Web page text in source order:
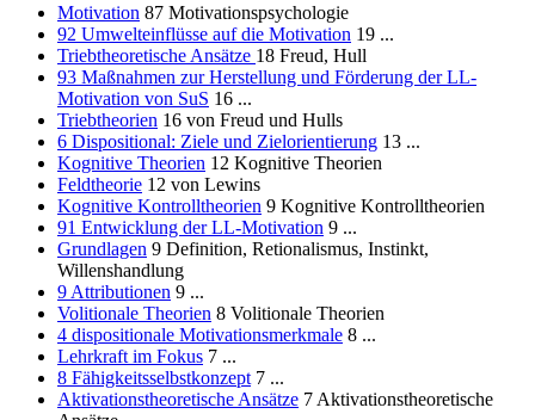
Motivation 87 Motivationspsychologie
92 Umwelteinflüsse auf die Motivation 19 ...
Triebtheoretische Ansätze 18 Freud, Hull
93 Maßnahmen zur Herstellung und Förderung der LL-
Motivation von SuS 16 ...
Triebtheorien 16 von Freud und Hulls
6 Dispositional: Ziele und Zielorientierung 13 ...
Kognitive Theorien 12 Kognitive Theorien
Feldtheorie 12 von Lewins
Kognitive Kontrolltheorien 9 Kognitive Kontrolltheorien
91 Entwicklung der LL-Motivation 9 ...
Grundlagen 9 Definition, Retionalismus, Instinkt,
Willenshandlung
9 Attributionen 9 ...
Volitionale Theorien 8 Volitionale Theorien
4 dispositionale Motivationsmerkmale 8 ...
Lehrkraft im Fokus 7 ...
8 Fähigkeitsselbstkonzept 7 ...
Aktivationstheoretische Ansätze 7 Aktivationstheoretische